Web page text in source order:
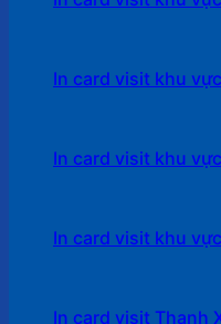
In card visit khu
In card visit khu
In card visit khu
In card visit Thanh